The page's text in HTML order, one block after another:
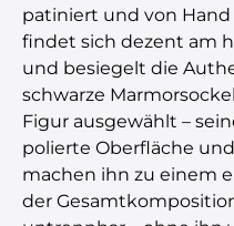
patiniert und von
findet sich dezent am
und besiegelt die
schwarze
Figur ausgewählt –
polierte Oberfläche
machen ihn zu einem
der